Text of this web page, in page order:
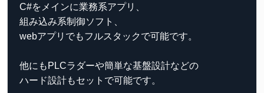
C#をメインに業務系アプリ、
組み込み系制御ソフト、
webアプリでもフルスタックで可能です。
他にもPLCラダーや簡単な基盤設計などの
ハード設計もセットで可能です。